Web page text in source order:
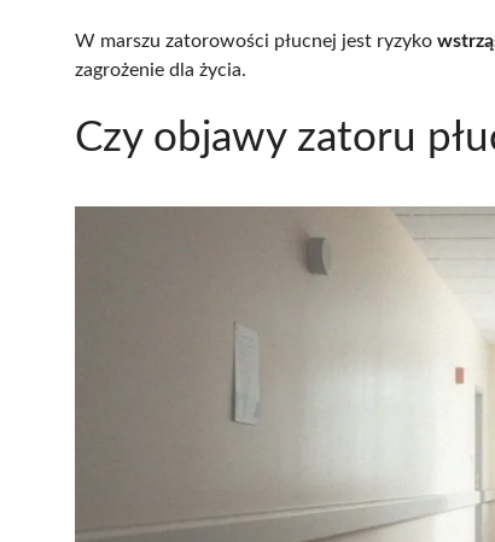
W marszu zatorowości płucnej jest ryzyko
zagrożenie dla życia.
Czy objawy zatoru